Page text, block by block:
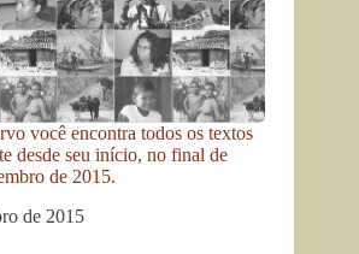
você encontra todos os textos
desde seu início, no final de
de 2015.
de 2015